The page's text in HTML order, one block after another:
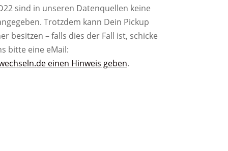
sind in unseren Datenquellen keine
Trotzdem kann Dein Pickup
besitzen – falls dies der Fall ist, schicke
bitte eine eMail:
einen Hinweis geben.